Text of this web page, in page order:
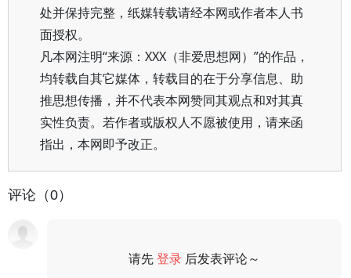
处并保持完整，纸媒转载请经本网或作者本人书
面授权。
凡本网注明“来源：XXX（非爱思想网）”的作品，
均转载自其它媒体，转载目的在于分享信息、助
推思想传播，并不代表本网赞同其观点和对其真
实性负责。若作者或版权人不愿被使用，请来函
指出，本网即予改正。
评论（0）
请先登录 后发表评论～